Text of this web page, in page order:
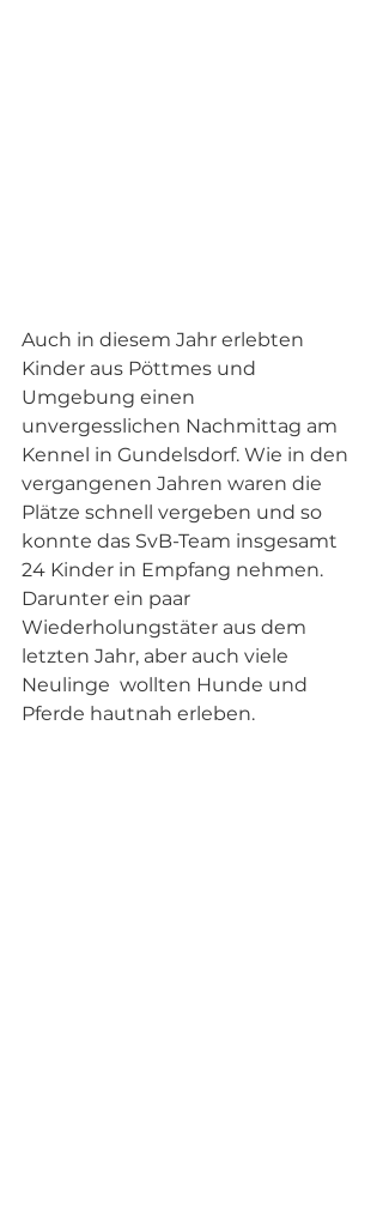
Auch in diesem Jahr erlebten
Kinder aus Pöttmes und
Umgebung einen
unvergesslichen Nachmittag am
Kennel in Gundelsdorf. Wie in den
vergangenen Jahren waren die
Plätze schnell vergeben und so
konnte das SvB-Team insgesamt
24 Kinder in Empfang nehmen.
Darunter ein paar
Wiederholungstäter aus dem
letzten Jahr, aber auch viele
Neulinge  wollten Hunde und
Pferde hautnah erleben.